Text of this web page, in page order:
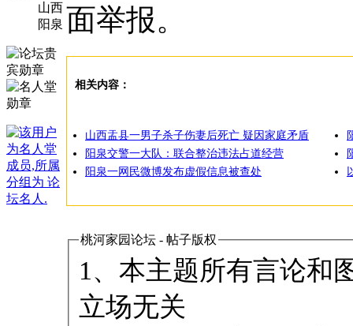
山西
阳泉 面举报。
相关内容：
山西盂县一男子杀子伤妻后死亡 疑因家庭矛盾
阳泉交警一大队：联合整治违法占道经营
阳泉一网民微博发布虚假信息被查处
桃河家园论坛 - 帖子版权
1、本主题所有言论和
立场无关